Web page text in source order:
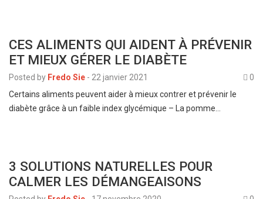
CES ALIMENTS QUI AIDENT À PRÉVENIR
ET MIEUX GÉRER LE DIABÈTE
Posted by Fredo Sie - 22 janvier 2021
0
Certains aliments peuvent aider à mieux contrer et prévenir le
diabète grâce à un faible index glycémique – La pomme…
3 SOLUTIONS NATURELLES POUR
CALMER LES DÉMANGEAISONS